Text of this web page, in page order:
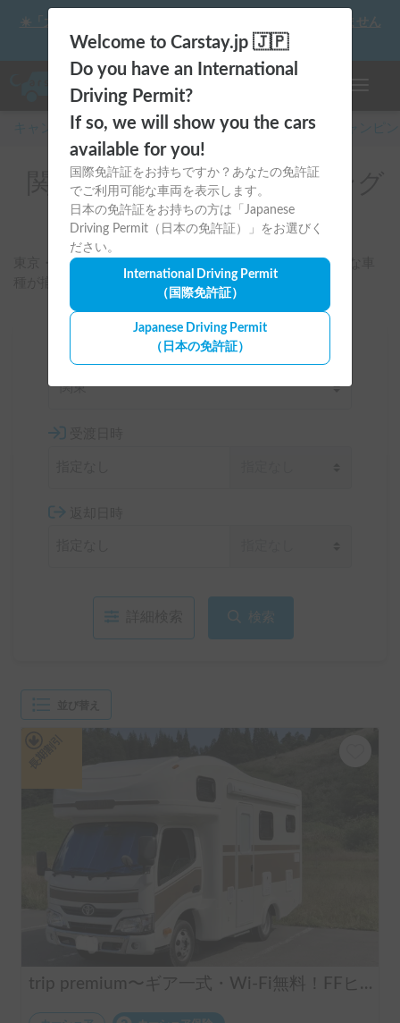
Welcome to Carstay.jp 🇯🇵
Do you have an International
Driving Permit?
If so, we will show you the cars
available for you!
国際免許証をお持ちですか？あなたの免許証
でご利用可能な車両を表示します。
日本の免許証をお持ちの方は「Japanese
Driving Permit（日本の免許証）」をお選びく
ださい。
International Driving Permit
（国際免許証）
Japanese Driving Permit
（日本の免許証）
☀️「大曲の花火」をキャンピングカーで最高の思い出にしません
か？
キャンピングカー・車中泊スポット予約はCarstay
関東のレンタルキャンピング
カー
東京・神奈川・千葉・埼玉など各地から出発できる豊富な車
種が揃う。週末バンライフを今すぐ予約！
関東
検索
trip premium〜ギア一式・Wi-Fi無料！FFヒーターで快適